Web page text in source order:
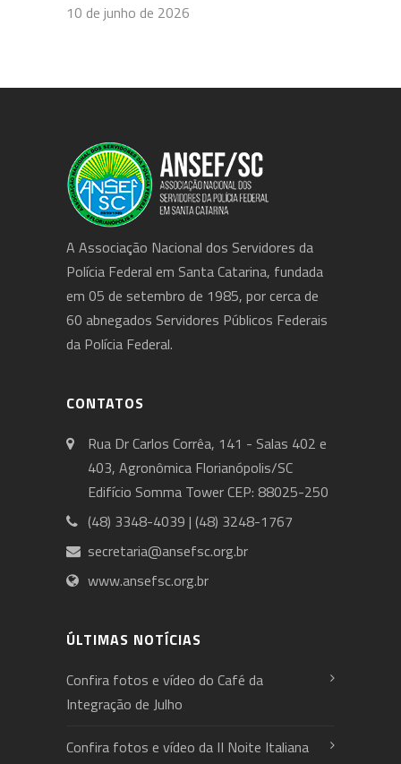
10 de junho de 2026
A Associação Nacional dos Servidores da
Polícia Federal em Santa Catarina, fundada
em 05 de setembro de 1985, por cerca de
60 abnegados Servidores Públicos Federais
da Polícia Federal.
CONTATOS
Rua Dr Carlos Corrêa, 141 - Salas 402 e
403, Agronômica Florianópolis/SC
Edifício Somma Tower CEP: 88025-250
(48) 3348-4039 | (48) 3248-1767
secretaria@ansefsc.org.br
www.ansefsc.org.br
ÚLTIMAS NOTÍCIAS
Confira fotos e vídeo do Café da
Integração de Julho
Confira fotos e vídeo da II Noite Italiana